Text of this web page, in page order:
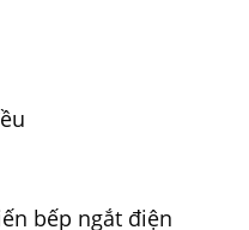
bếp ngắt điện